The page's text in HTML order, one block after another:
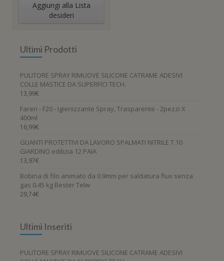
Aggiungi alla Lista
desideri
Ultimi Prodotti
PULITORE SPRAY RIMUOVE SILICONE CATRAME ADESIVI
COLLE MASTICE DA SUPERFICI TECH.
13,99€
Faren - F20 - Igienizzante Spray, Trasparente - 2pezzi X
400ml
16,99€
GUANTI PROTETTIVI DA LAVORO SPALMATI NITRILE T.10
GIARDINO edilizia 12 PAIA
13,97€
Bobina di filo animato da 0.9mm per saldatura flux senza
gas 0.45 kg Bester Telw
29,74€
Ultimi Inseriti
PULITORE SPRAY RIMUOVE SILICONE CATRAME ADESIVI